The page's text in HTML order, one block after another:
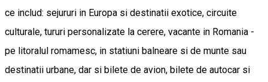
ce includ: sejururi in Europa si destinatii exotice, circuite
culturale, tururi personalizate la cerere, vacante in Romania -
pe litoralul romamesc, in statiuni balneare si de munte sau
destinatii urbane, dar si bilete de avion, bilete de autocar si